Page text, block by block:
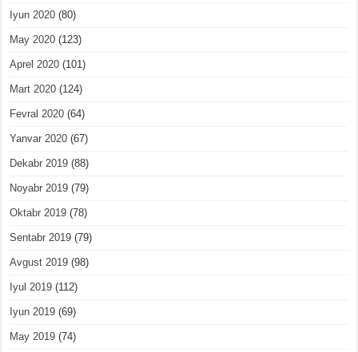
Iyun 2020 (80)
May 2020 (123)
Aprel 2020 (101)
Mart 2020 (124)
Fevral 2020 (64)
Yanvar 2020 (67)
Dekabr 2019 (88)
Noyabr 2019 (79)
Oktabr 2019 (78)
Sentabr 2019 (79)
Avgust 2019 (98)
Iyul 2019 (112)
Iyun 2019 (69)
May 2019 (74)